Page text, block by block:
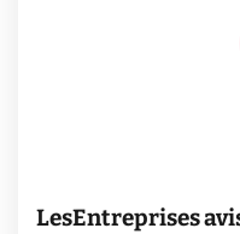
LesEntreprises